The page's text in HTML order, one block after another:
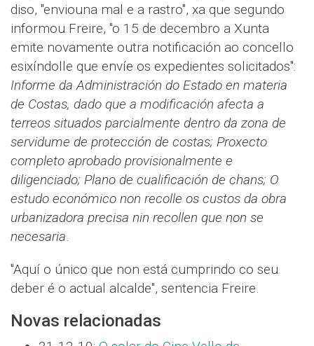
diso, "enviouna mal e a rastro", xa que segundo
informou Freire, "o 15 de decembro a Xunta
emite novamente outra notificación ao concello
esixíndolle que envíe os expedientes solicitados":
Informe da Administración do Estado en materia
de Costas, dado que a modificación afecta a
terreos situados parcialmente dentro da zona de
servidume de protección de costas; Proxecto
completo aprobado provisionalmente e
diligenciado; Plano de cualificación de chans; O
estudo económico non recolle os custos da obra
urbanizadora precisa nin recollen que non se
necesaria.
"Aquí o único que non está cumprindo co seu
deber é o actual alcalde", sentencia Freire.
Novas relacionadas